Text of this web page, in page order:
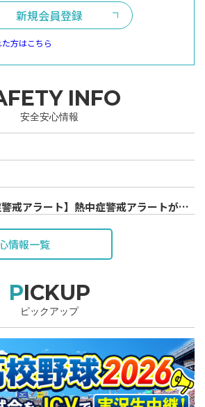
新規会員登録
方はこちら
INFO
安全安心情報
警戒アラート】熱中症警戒アラートが発
情報一覧
PICKUP
ピックアップ